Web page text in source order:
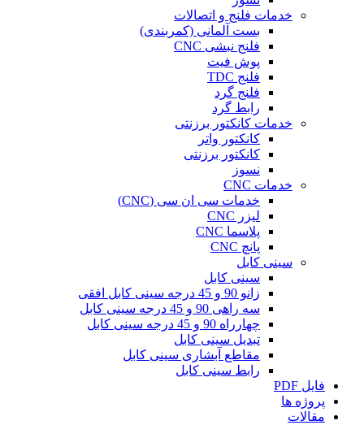
خدمات فلنج و اتصالات
بست آلمانی (کمربندی)
فلنج نبشی CNC
پوش فیت
فلنج TDC
فلنج گرد
رابط گرد
خدمات کانکتور برزنتی
کانکتور واتر
کانکتور برزنتی
نسوز
خدمات CNC
خدمات سی ان سی (CNC)
لیزر CNC
پلاسما CNC
پانچ CNC
سینی کابل
سینی کابل
زانو 90 و 45 درجه سینی کابل افقی
سه راهی 90 و 45 درجه سینی کابل
چهارراه 90 و 45 درجه سینی کابل
تبدیل سینی کابل
مقاطع آبشاری سینی کابل
رابط سینی کابل
فایل PDF
پروژه ها
مقالات